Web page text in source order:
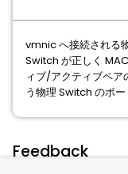
vmnic へ接続される
Switch が正しく
ィブ/アクティブペア
う物理 Switch のポー
Feedback